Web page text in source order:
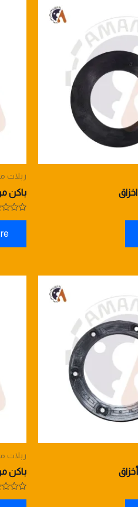
ربلات
باكن مواسير 2ه
Rated
5
ربلات
باكن مواسير
Rated